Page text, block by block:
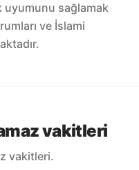
sağlamak
ve İslami
vakitleri
vakitleri.